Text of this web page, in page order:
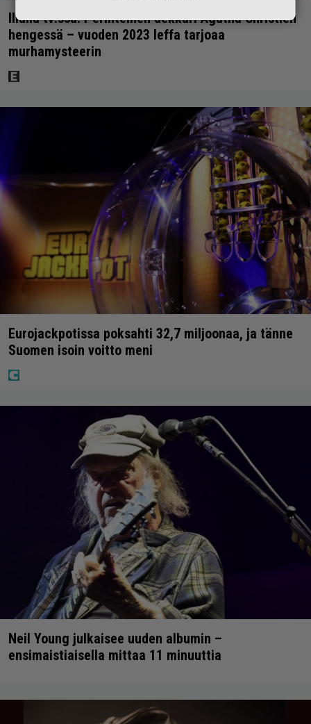
Illalla tv:ssä: Perinteinen dekkari Agatha Christien
hengessä – vuoden 2023 leffa tarjoaa
murhamysteerin
Eurojackpotissa poksahti 32,7 miljoonaa, ja tänne
Suomen isoin voitto meni
Neil Young julkaisee uuden albumin –
ensimaistiaisella mittaa 11 minuuttia